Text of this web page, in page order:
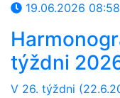
19.06.2026 08:58
týždni
V 26. týždni (22.6.